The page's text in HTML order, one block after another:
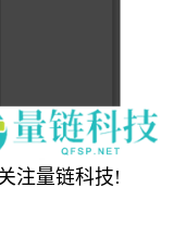
注量链科技!